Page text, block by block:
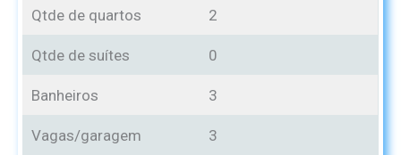
Qtde de quartos 2
Qtde de suítes 0
Banheiros 3
Vagas/garagem 3